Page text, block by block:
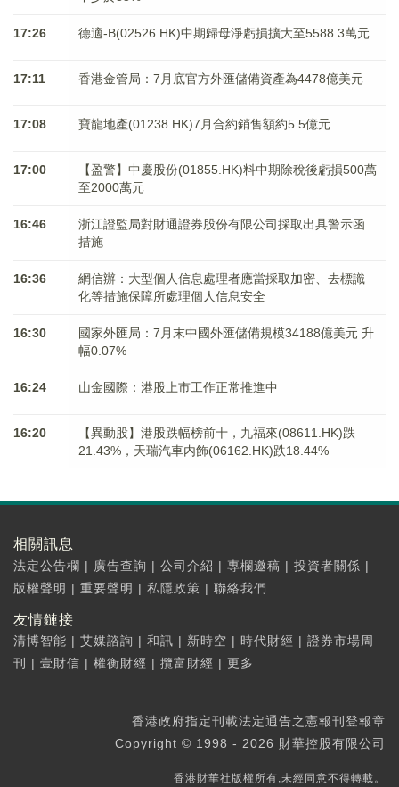
17:26 德適-B(02526.HK)中期歸母淨虧損擴大至5588.3萬元
17:11 香港金管局：7月底官方外匯儲備資產為4478億美元
17:08 寶龍地產(01238.HK)7月合約銷售額約5.5億元
17:00
【盈警】中慶股份(01855.HK)料中期除稅後虧損500萬
至2000萬元
16:46
浙江證監局對財通證券股份有限公司採取出具警示函
措施
16:36
網信辦：大型個人信息處理者應當採取加密、去標識
化等措施保障所處理個人信息安全
16:30
國家外匯局：7月末中國外匯儲備規模34188億美元 升
幅0.07%
16:24 山金國際：港股上市工作正常推進中
16:20
【異動股】港股跌幅榜前十，九福來(08611.HK)跌
21.43%，天瑞汽車内飾(06162.HK)跌18.44%
相關訊息
法定公告欄 | 廣告查詢 | 公司介紹 | 專欄邀稿 | 投資者關係 |
版權聲明 | 重要聲明 | 私隱政策 | 聯絡我們
友情鏈接
清博智能 | 艾媒諮詢 | 和訊 | 新時空 | 時代財經 | 證券市場周
刊
| 壹財信 | 權衡財經 | 攬富財經 | 更多...
香港政府指定刊載法定通告之憲報刊登報章
Copyright © 1998 - 2026 財華控股有限公司
香港財華社版權所有,未經同意不得轉載。